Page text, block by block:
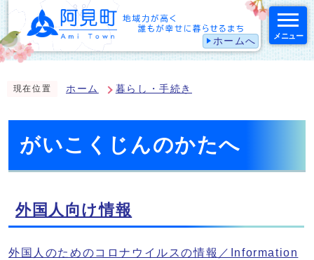
ホームへ メニュー
現在位置 ホーム 暮らし・手続き
がいこくじんのかたへ
外国人向け情報
外国人のためのコロナウイルスの情報／Information